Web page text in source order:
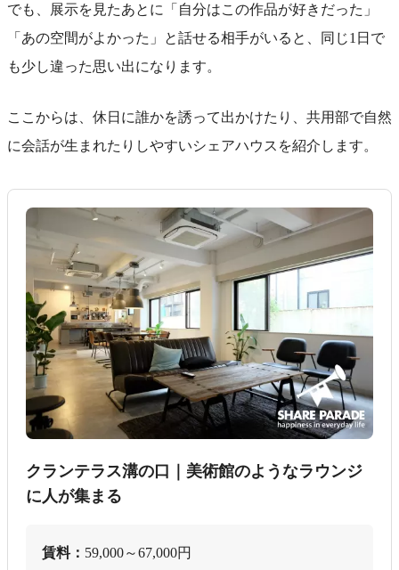
でも、展示を見たあとに「自分はこの作品が好きだった」
「あの空間がよかった」と話せる相手がいると、同じ1日で
も少し違った思い出になります。
ここからは、休日に誰かを誘って出かけたり、共用部で自然
に会話が生まれたりしやすいシェアハウスを紹介します。
クランテラス溝の口｜美術館のようなラウンジ
に人が集まる
賃料： 59,000～67,000円